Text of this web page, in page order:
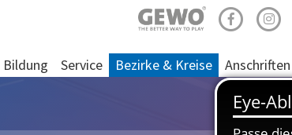
Bildung Service Bezirke & Kreise Anschriften